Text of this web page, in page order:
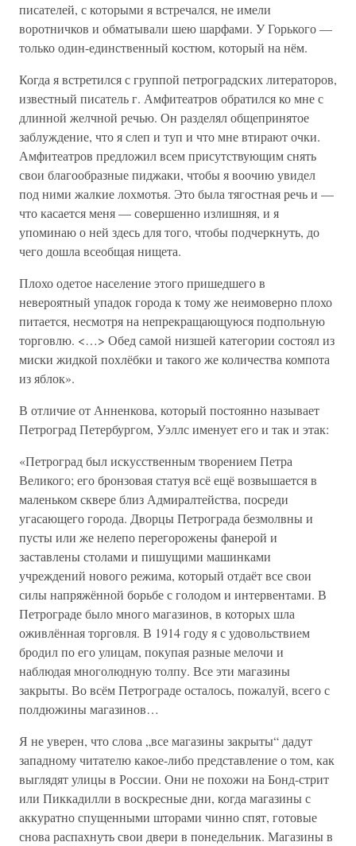
писателей, с которыми я встречался, не имели
воротничков и обматывали шею шарфами. У Горького —
только один-единственный костюм, который на нём.
Когда я встретился с группой петроградских литераторов,
известный писатель г. Амфитеатров обратился ко мне с
длинной желчной речью. Он разделял общепринятое
заблуждение, что я слеп и туп и что мне втирают очки.
Амфитеатров предложил всем присутствующим снять
свои благообразные пиджаки, чтобы я воочию увидел
под ними жалкие лохмотья. Это была тягостная речь и —
что касается меня — совершенно излишняя, и я
упоминаю о ней здесь для того, чтобы подчеркнуть, до
чего дошла всеобщая нищета.
Плохо одетое население этого пришедшего в
невероятный упадок города к тому же неимоверно плохо
питается, несмотря на непрекращающуюся подпольную
торговлю. <…> Обед самой низшей категории состоял из
миски жидкой похлёбки и такого же количества компота
из яблок».
В отличие от Анненкова, который постоянно называет
Петроград Петербургом, Уэллс именует его и так и этак:
«Петроград был искусственным творением Петра
Великого; его бронзовая статуя всё ещё возвышается в
маленьком сквере близ Адмиралтейства, посреди
угасающего города. Дворцы Петрограда безмолвны и
пусты или же нелепо перегорожены фанерой и
заставлены столами и пишущими машинками
учреждений нового режима, который отдаёт все свои
силы напряжённой борьбе с голодом и интервентами. В
Петрограде было много магазинов, в которых шла
оживлённая торговля. В 1914 году я с удовольствием
бродил по его улицам, покупая разные мелочи и
наблюдая многолюдную толпу. Все эти магазины
закрыты. Во всём Петрограде осталось, пожалуй, всего с
полдюжины магазинов…
Я не уверен, что слова „все магазины закрыты“ дадут
западному читателю какое-либо представление о том, как
выглядят улицы в России. Они не похожи на Бонд-стрит
или Пиккадилли в воскресные дни, когда магазины с
аккуратно спущенными шторами чинно спят, готовые
снова распахнуть свои двери в понедельник. Магазины в